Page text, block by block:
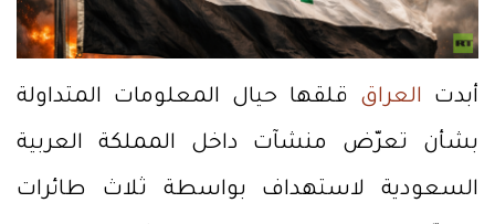
أبدت العراق قلقها حيال المعلومات المتداولة
بشأن تعرّض منشآت داخل المملكة العربية
السعودية لاستهداف بواسطة ثلاث طائرات